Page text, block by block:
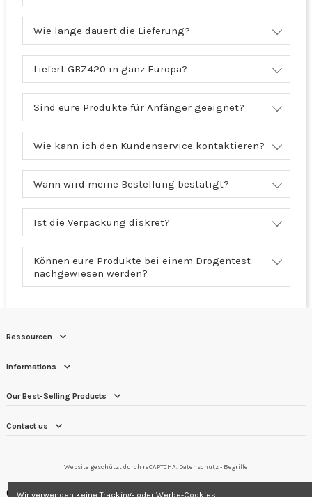
Wie lange dauert die Lieferung?
Liefert GBZ420 in ganz Europa?
Sind eure Produkte für Anfänger geeignet?
Wie kann ich den Kundenservice kontaktieren?
Wann wird meine Bestellung bestätigt?
Ist die Verpackung diskret?
Können eure Produkte bei einem Drogentest
nachgewiesen werden?
Ressourcen
Informations
Our Best-Selling Products
Contact us
Website geschützt durch reCAPTCHA. Datenschutz- Begriffe
Händler zugelassen von Gesellschaft für Garantierte Bewertungen,